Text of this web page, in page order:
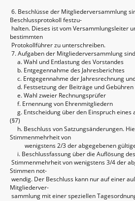
6. Beschlüsse der Mitgliederversammlung
Beschlussprotokoll festzu-
halten. Dieses ist vom Versammlungsleiter
bestimmten
Protokollführer zu unterschreiben.
7. Aufgaben der Mitgliederversammlung
a. Wahl und Entlastung des Vorstandes
b. Entgegennahme des Jahresberichtes
c. Entgegennahme der Jahresrechnung
d. Festsetzung der Beiträge und Gebühren
e. Wahl zweier Rechnungsprüfer
f. Ernennung von Ehrenmitgliedern
g. Entscheidung über den Einspruch eines
(§7)
h. Beschluss von Satzungsänderungen.
Stimmenmehrheit von
wenigstens 2/3 der abgegebenen
i. Beschlussfassung über die Auflösung
Stimmenmehrheit von wenigstens 3/4 der
Stimmen not-
wendig. Der Beschluss kann nur auf einer
Mitgliederver-
sammlung mit einer speziellen